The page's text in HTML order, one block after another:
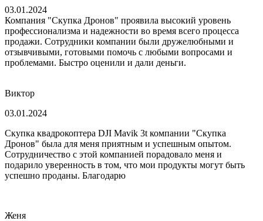
03.01.2024
Компания "Скупка Дронов" проявила высокий уровень
профессионализма и надежности во время всего процесса
продажи. Сотрудники компании были дружелюбными и
отзывчивыми, готовыми помочь с любыми вопросами и
проблемами. Быстро оценили и дали деньги.
Виктор
03.01.2024
Скупка квадрокоптера DJI Mavik 3t компании "Скупка
Дронов" была для меня приятным и успешным опытом.
Сотрудничество с этой компанией порадовало меня и
подарило уверенность в том, что мои продукты могут быть
успешно проданы. Благодарю
Женя